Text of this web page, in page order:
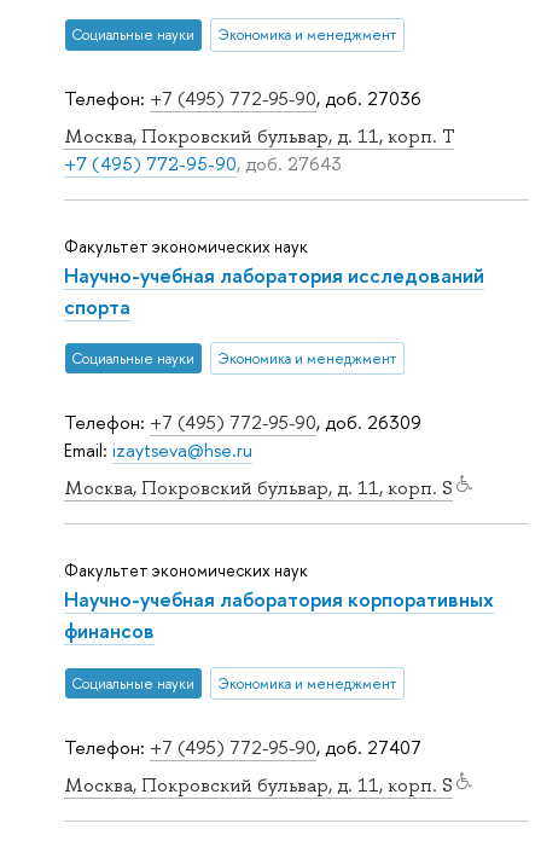
Телефон: +7 (495) 772-95-90, доб. 27036
Москва, Покровский бульвар, д. 11, корп. T
+7 (495) 772-95-90, доб. 27643
Социальные науки Экономика и менеджмент
Телефон: +7 (495) 772-95-90, доб. 26309
Email: izaytseva@hse.ru
Москва, Покровский бульвар, д. 11, корп. S
Факультет экономических наук
Научно-учебная лаборатория исследований
спорта
Социальные науки Экономика и менеджмент
Телефон: +7 (495) 772-95-90, доб. 27407
Москва, Покровский бульвар, д. 11, корп. S
Факультет экономических наук
Научно-учебная лаборатория корпоративных
финансов
Социальные науки Экономика и менеджмент